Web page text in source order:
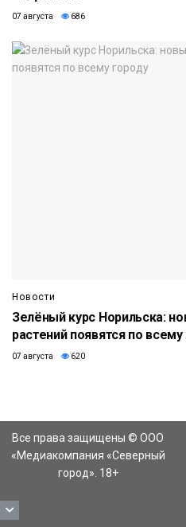
07 августа 686
Новости
Зелёный курс Норильска:
растений появятся по всему
07 августа 620
Все права защищены © ООО
«Медиакомпания «Северный
город». 18+